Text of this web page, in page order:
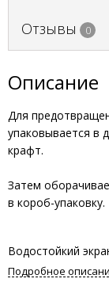
Отзывы 0
Описание
Для
упаковывается в
крафт.
Затем
в короб-упаковку.
Водостойкий
Подробное